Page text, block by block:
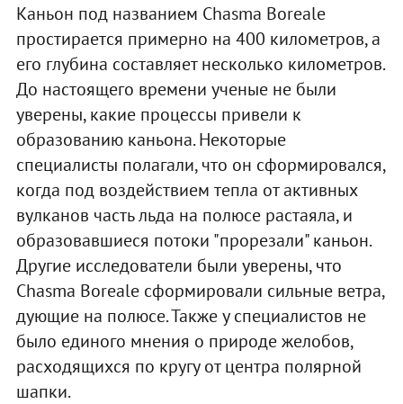
Каньон под названием Chasma Boreale
простирается примерно на 400 километров, а
его глубина составляет несколько километров.
До настоящего времени ученые не были
уверены, какие процессы привели к
образованию каньона. Некоторые
специалисты полагали, что он сформировался,
когда под воздействием тепла от активных
вулканов часть льда на полюсе растаяла, и
образовавшиеся потоки "прорезали" каньон.
Другие исследователи были уверены, что
Chasma Boreale сформировали сильные ветра,
дующие на полюсе. Также у специалистов не
было единого мнения о природе желобов,
расходящихся по кругу от центра полярной
шапки.